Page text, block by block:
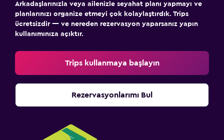
Arkadaşlarınızla veya ailenizle seyahat planı yapmayı ve
planlarınızı organize etmeyi çok kolaylaştırdık. Trips
ücretsizdir — ve nereden rezervasyon yaparsanız yapın
kullanımınıza açıktır.
Trips kullanmaya başlayın
Rezervasyonlarımı Bul